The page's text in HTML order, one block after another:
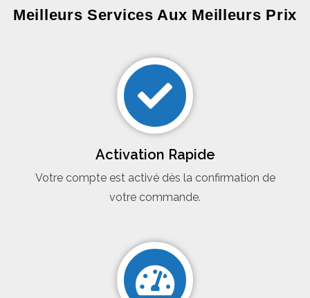
Meilleurs Services Aux Meilleurs Prix
Activation Rapide
Votre compte est activé dès la confirmation de
votre commande.